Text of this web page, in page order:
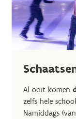
Al ooit komen
zelfs hele
Namiddags